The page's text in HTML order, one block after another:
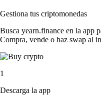
Gestiona tus criptomonedas
Busca yearn.finance en la app
Compra, vende o haz swap al
1
Descarga la app